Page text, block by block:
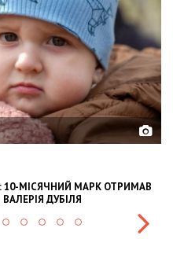
10-МІСЯЧНИЙ МАРК ОТРИМАВ
ДУБІЛЯ